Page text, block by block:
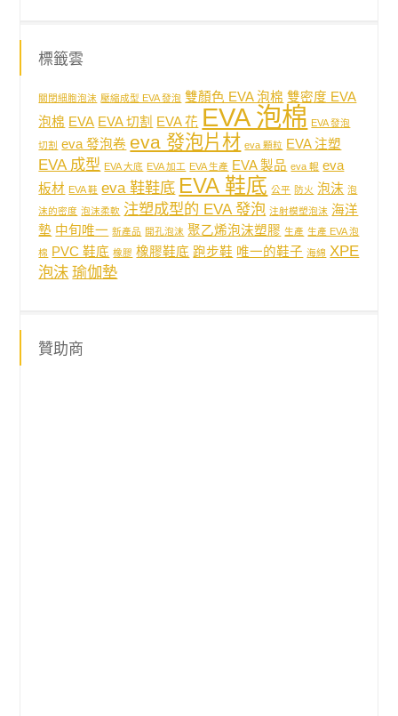
標籤雲
關閉細胞泡沫 壓縮成型 EVA 發泡 雙顏色 EVA 泡棉 雙密度 EVA
泡棉 EVA EVA 切割 EVA 花 EVA 泡棉 EVA 發泡
切割 eva 發泡卷 eva 發泡片材 eva 顆粒 EVA 注塑
EVA 成型 EVA 大底 EVA 加工 EVA 生產 EVA 製品 eva 輥 eva
板材 EVA 鞋 eva 鞋鞋底 EVA 鞋底 公平 防火 泡沫 泡
沫的密度 泡沫柔軟 注塑成型的 EVA 發泡 注射模塑泡沫 海洋
墊 中旬唯一 新產品 開孔泡沫 聚乙烯泡沫塑膠 生產 生產 EVA 泡
棉 PVC 鞋底 橡膠 橡膠鞋底 跑步鞋 唯一的鞋子 海綿 XPE
泡沫 瑜伽墊
贊助商